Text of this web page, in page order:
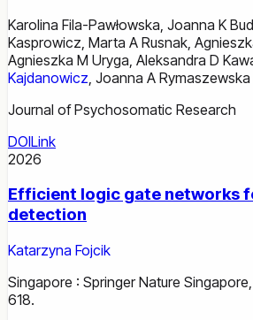
Karolina Fila-Pawłowska Joanna K
Kasprowicz Marta A Rusnak
Agnieszka M Uryga Aleksandra D
Kajdanowicz Joanna A Rymaszewska
Journal of Psychosomatic Research
DOILink
2026
Efficient logic gate networks
detection
Katarzyna Fojcik
Singapore : Springer Nature
618.